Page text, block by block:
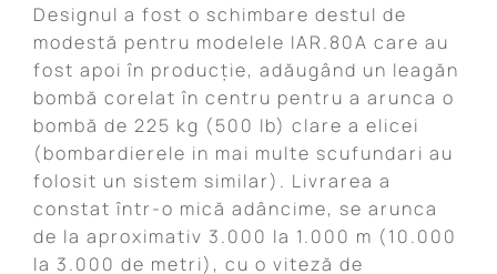
Designul a fost o schimbare destul de
modestă pentru modelele IAR.80A care au
fost apoi în producție, adăugând un leagăn
bombă corelat în centru pentru a arunca o
bombă de 225 kg (500 lb) clare a elicei
(bombardierele in mai multe scufundari au
folosit un sistem similar). Livrarea a
constat într-o mică adâncime, se arunca
de la aproximativ 3.000 la 1.000 m (10.000
la 3.000 de metri), cu o viteză de